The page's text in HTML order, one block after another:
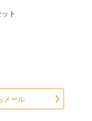
・沖縄
ト
メール